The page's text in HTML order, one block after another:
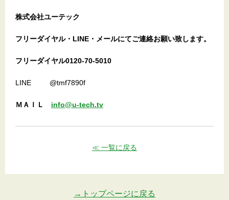
株式会社ユーテック
フリーダイヤル・LINE・メールにてご連絡お願い致します。
フリーダイヤル0120-70-5010
LINE @tmf7890f
ＭＡＩＬ info@u-tech.tv
≪ 一覧に戻る
→トップページに戻る